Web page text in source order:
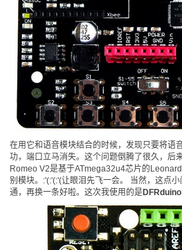
在用它和语音模块结合的时候，发现只要将语
功，端口立马消失。这个问题倒腾了很久，后
Romeo V2是基于ATmega32u4芯片的
别模块。:'(:'(:'(让眼泪先飞一会。
当然，这点
通，再换一条好啦。这次我使用的是
Bilibili